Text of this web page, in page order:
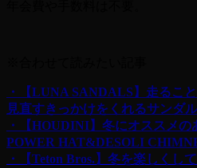
・【LUNA SANDALS】走るこ
見直すきっかけをくれるサンダ
・【HOUDINI】冬にオススメ
POWER HAT&DESOLI
・【Teton Bros.】冬を楽しくし